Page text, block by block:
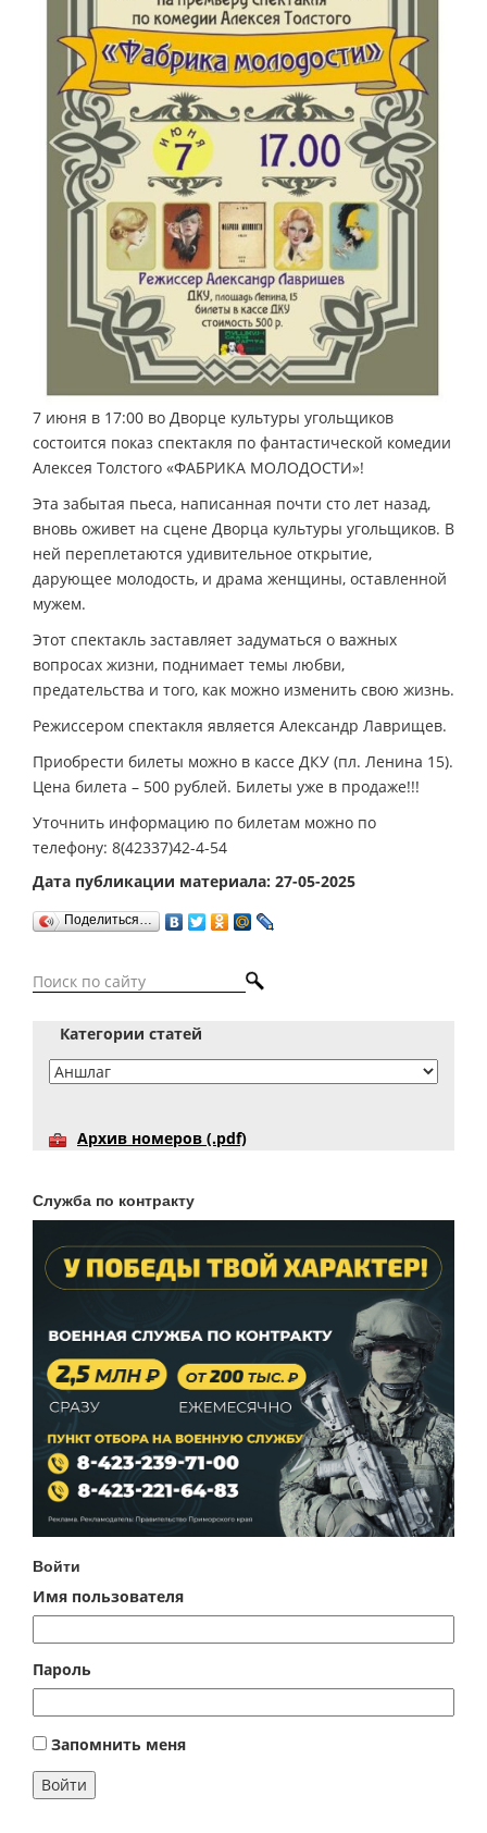
7 июня в 17:00 во Дворце культуры угольщиков
состоится показ спектакля по фантастической комедии
Алексея Толстого «ФАБРИКА МОЛОДОСТИ»!
Эта забытая пьеса, написанная почти сто лет назад,
вновь оживет на сцене Дворца культуры угольщиков. В
ней переплетаются удивительное открытие,
дарующее молодость, и драма женщины, оставленной
мужем.
Этот спектакль заставляет задуматься о важных
вопросах жизни, поднимает темы любви,
предательства и того, как можно изменить свою жизнь.
Режиссером спектакля является Александр Лаврищев.
Приобрести билеты можно в кассе ДКУ (пл. Ленина 15).
Цена билета – 500 рублей. Билеты уже в продаже!!!
Уточнить информацию по билетам можно по
телефону: 8(42337)42-4-54
Дата публикации материала: 27-05-2025
Поделиться…
Категории статей
Архив номеров (.pdf)
Служба по контракту
Войти
Имя пользователя
Пароль
Запомнить меня
Войти